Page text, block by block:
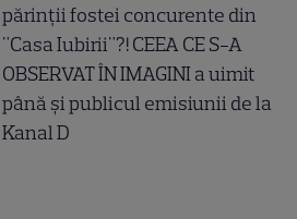
părinții fostei concurente din
"Casa Iubirii"?! CEEA CE S-A
OBSERVAT ÎN IMAGINI a uimit
până și publicul emisiunii de la
Kanal D